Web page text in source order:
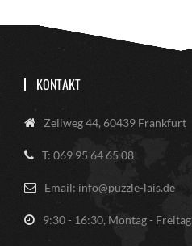
KONTAKT
Zeilweg 44, 60439 Frankfurt
T: 069 95 64 65 08
Email: info@puzzle-lais.de
9:30 - 16:30, Montag - Freitag